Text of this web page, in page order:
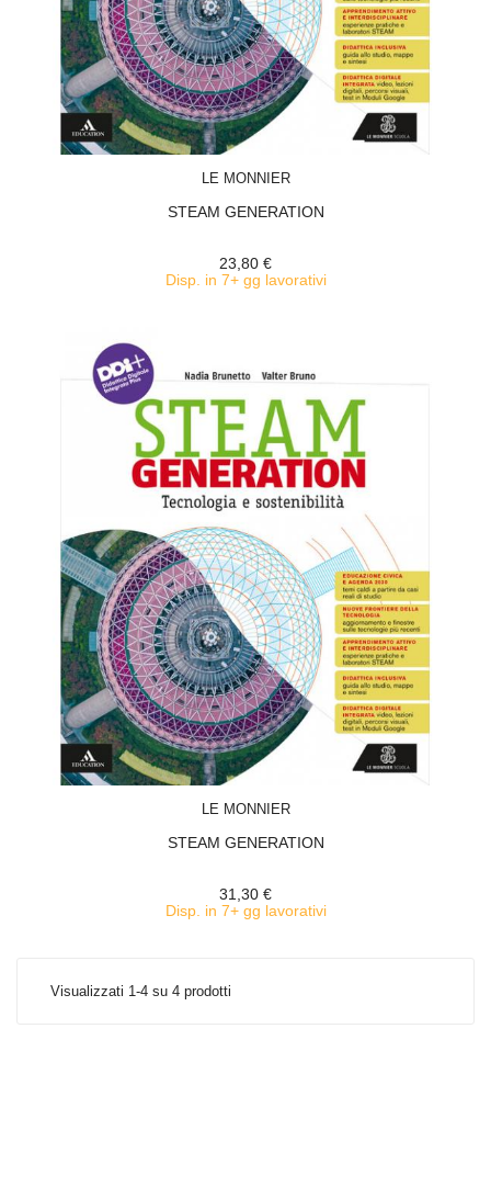
LE MONNIER
STEAM GENERATION
23,80 €
Disp. in 7+ gg lavorativi
LE MONNIER
STEAM GENERATION
31,30 €
Disp. in 7+ gg lavorativi
Visualizzati 1-4 su 4 prodotti